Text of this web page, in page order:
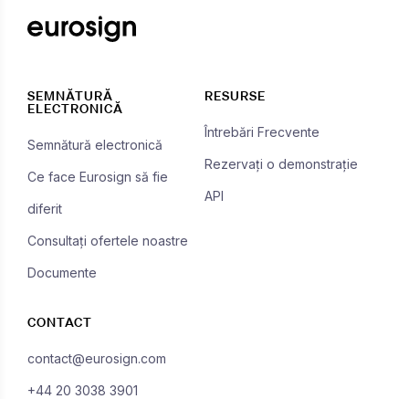
SEMNĂTURĂ
ELECTRONICĂ
Semnătură electronică
Ce face Eurosign să fie
diferit
Consultați ofertele noastre
Documente
RESURSE
Întrebări Frecvente
Rezervați o demonstrație
API
CONTACT
contact@eurosign.com
+44 20 3038 3901